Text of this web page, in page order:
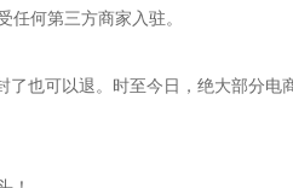
何第三方商家入驻。
了也可以退。时至今日，绝大部分电